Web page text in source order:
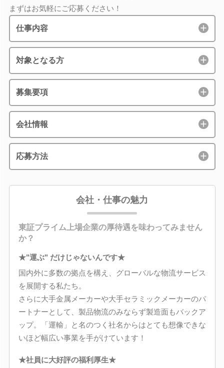
まずはお気軽にご応募ください！
仕事内容
対象となる方
募集要項
会社情報
応募方法
会社・仕事の魅力
東証プライム上場企業の厚待遇を味わってみません
か？
★"運ぶ" だけじゃないんです★
国内外に多数の拠点を構え、グローバルな物流サービス
を展開する私たち。
さらに大手金属メーカーや大手セラミックメーカーのパ
ートナーとして、製品物流のみならず製造面もバックア
ップ。「運輸」と名のつく社名からはとても想像できな
いほど幅広い事業を手がけています！
★社員に大好評の福利厚生★